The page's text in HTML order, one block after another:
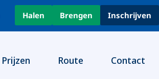
Inschrijven
Brengen
Halen
Prijzen Route Contact